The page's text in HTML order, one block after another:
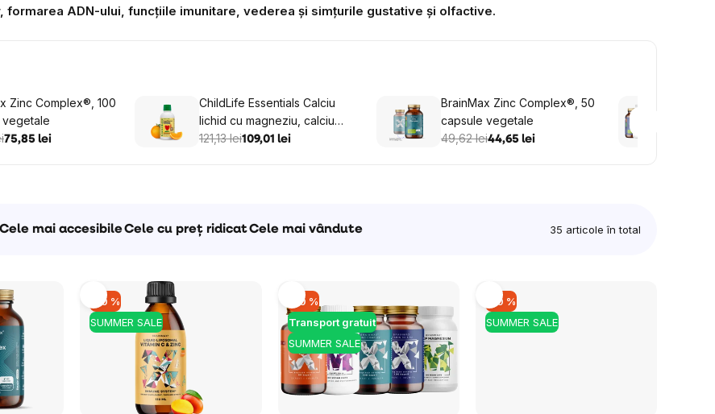
formarea ADN-ului, funcțiile imunitare, vederea și simțurile gustative și olfactive.
Zinc Complex®, 100
75,85 lei
ChildLife Essentials Calciu
lichid cu magneziu, calciu
lichid cu magneziu, portocală,
121,13 lei109,01 lei
BrainMax Zinc Complex®, 50
capsule vegetale
49,62 lei44,65 lei
Cele mai accesibileCele cu preț ridicatCele mai vândute 35 articole în total
SUMMER SALE
–10 %
SUMMER SALE
Transport gratuit
–10 %
SUMMER SALE
–10 %